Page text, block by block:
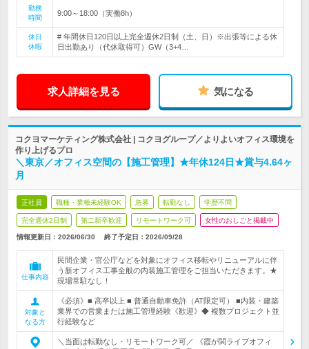
勤務
時間
9:00～18:00（実働8h）
休日
休暇
# 年間休日120日以上完全週休2日制（土、日）※出張等による休
日出勤あり（代休取得可）GW（3+4…
求人詳細を見る 気になる
コクヨマーケティング株式会社 | コクヨグループ／よりよいオフィス環境を
作り上げるプロ
＼東京／オフィス空間の【施工管理】★年休124日★賞与4.64ヶ
月
正社員 職種・業種未経験OK 急募 転勤なし 学歴不問
完全週休2日制 第二新卒歓迎 リモートワーク可 女性のおしごと掲載中
情報更新日：2026/06/30 終了予定日： 2026/09/28
仕事内容
民間企業・官公庁などを対象にオフィス移転やリニューアルに伴
う新オフィス工事全般の内装施工管理をご担当いただきます。★
現場常駐なし！
対象と
なる方
《必須》■ 高卒以上 ■ 普通自動車免許（AT限定可） ■内装・建築
業界での営業または施工管理経験《歓迎》◆ 複数プロジェクト並
行経験など
＼当面は転勤なし・リモートワーク可／ 《霞が関ライブオフィ